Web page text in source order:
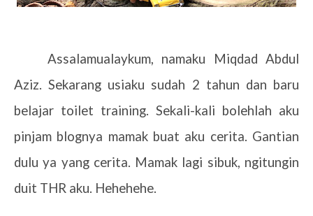
Assalamualaykum, namaku Miqdad Abdul
Aziz. Sekarang usiaku sudah 2 tahun dan baru
belajar toilet training. Sekali-kali bolehlah aku
pinjam blognya mamak buat aku cerita. Gantian
dulu ya yang cerita. Mamak lagi sibuk, ngitungin
duit THR aku. Hehehehe.